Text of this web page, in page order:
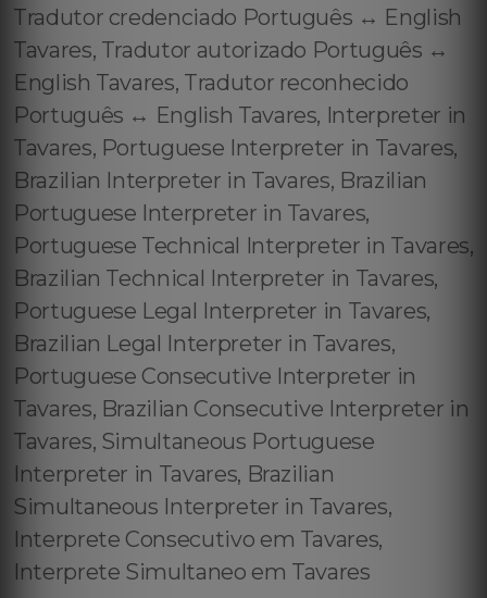
Tradutor credenciado Português ↔️ English
Tavares, Tradutor autorizado Português ↔️
English Tavares, Tradutor reconhecido
Português ↔️ English Tavares, Interpreter in
Tavares, Portuguese Interpreter in Tavares,
Brazilian Interpreter in Tavares, Brazilian
Portuguese Interpreter in Tavares,
Portuguese Technical Interpreter in Tavares,
Brazilian Technical Interpreter in Tavares,
Portuguese Legal Interpreter in Tavares,
Brazilian Legal Interpreter in Tavares,
Portuguese Consecutive Interpreter in
Tavares, Brazilian Consecutive Interpreter in
Tavares, Simultaneous Portuguese
Interpreter in Tavares, Brazilian
Simultaneous Interpreter in Tavares,
Interprete Consecutivo em Tavares,
Interprete Simultaneo em Tavares